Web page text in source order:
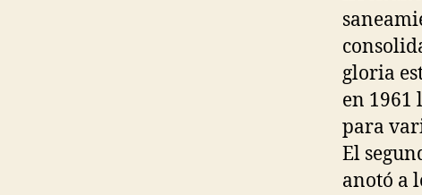
gloria
en 1961
para
El
anotó a